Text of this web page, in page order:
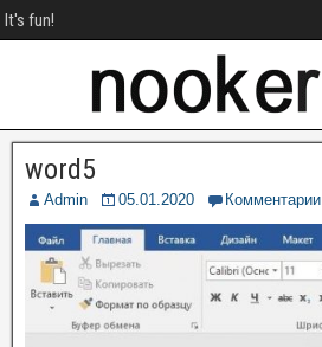
It's fun!
word5
Admin 05.01.2020 Комментарии